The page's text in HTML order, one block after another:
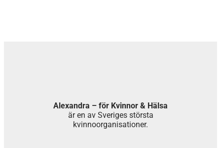
Alexandra – för Kvinnor & Hälsa
är en av Sveriges största
kvinnoorganisationer.